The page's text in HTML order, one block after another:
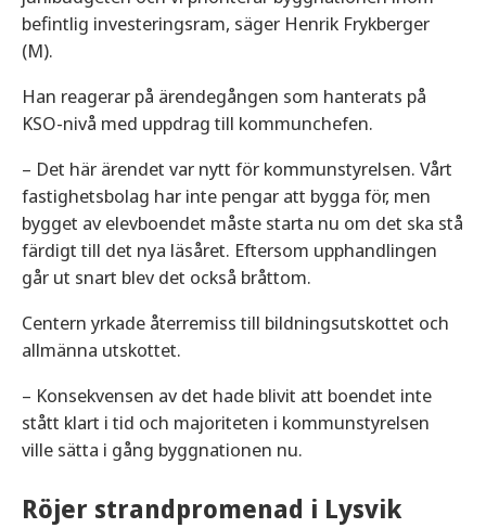
befintlig investeringsram, säger Henrik Frykberger
(M).
Han reagerar på ärendegången som hanterats på
KSO-nivå med uppdrag till kommunchefen.
– Det här ärendet var nytt för kommunstyrelsen. Vårt
fastighetsbolag har inte pengar att bygga för, men
bygget av elevboendet måste starta nu om det ska stå
färdigt till det nya läsåret. Eftersom upphandlingen
går ut snart blev det också bråttom.
Centern yrkade återremiss till bildningsutskottet och
allmänna utskottet.
– Konsekvensen av det hade blivit att boendet inte
stått klart i tid och majoriteten i kommunstyrelsen
ville sätta i gång byggnationen nu.
Röjer strandpromenad i Lysvik